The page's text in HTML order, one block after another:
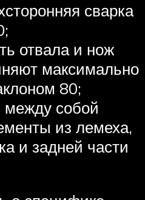
сварка
отвала и нож
максимально
80;
собой
из лемеха,
и задней части